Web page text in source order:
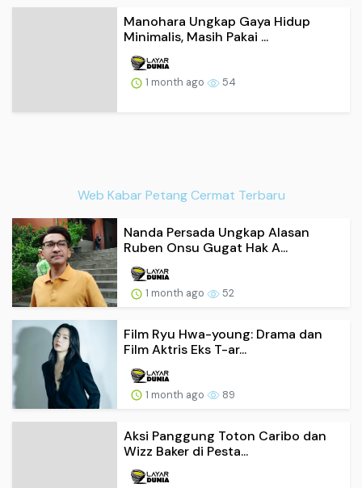
Manohara Ungkap Gaya Hidup
Minimalis, Masih Pakai ...
1 month ago 54
Web Kabar Petang Cermat Terbaru
Nanda Persada Ungkap Alasan
Ruben Onsu Gugat Hak A...
1 month ago 52
Film Ryu Hwa-young: Drama dan
Film Aktris Eks T-ar...
1 month ago 89
Aksi Panggung Toton Caribo dan
Wizz Baker di Pesta...